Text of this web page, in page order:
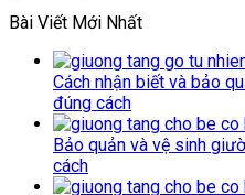
Bài Viết Mới Nhất
Cách nhận biết và bảo
đúng cách
Bảo quản và vệ sinh
cách